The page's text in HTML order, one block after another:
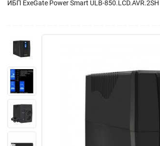
ИБП ExeGate Power Smart ULB-